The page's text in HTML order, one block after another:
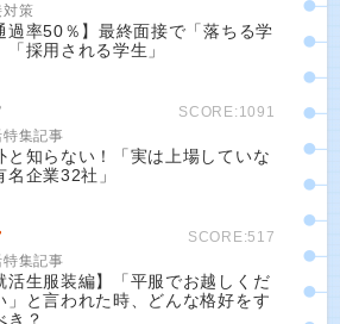
対策
過率50％】最終面接で「落ちる学
「採用される学生」
SCORE:1091
特集記事
と知らない！「実は上場していな
名企業32社」
SCORE:517
特集記事
活生服装編】「平服でお越しくだ
」と言われた時、どんな格好をす
き？